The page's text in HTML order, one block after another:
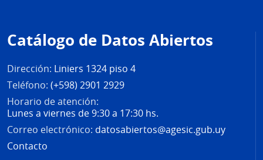
de
página
Catálogo de Datos Abiertos
Dirección: Liniers 1324 piso 4
Teléfono: (+598) 2901 2929
Horario de atención:
Lunes a viernes de 9:30 a 17:30 hs.
Correo electrónico: datosabiertos@agesic.gub.uy
Contacto